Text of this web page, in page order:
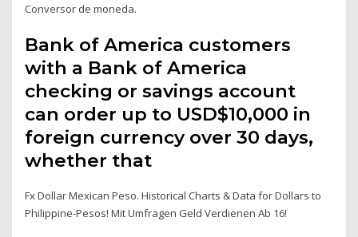
Conversor de moneda.
Bank of America customers
with a Bank of America
checking or savings account
can order up to USD$10,000 in
foreign currency over 30 days,
whether that
Fx Dollar Mexican Peso. Historical Charts & Data for Dollars to
Philippine-Pesos! Mit Umfragen Geld Verdienen Ab 16!